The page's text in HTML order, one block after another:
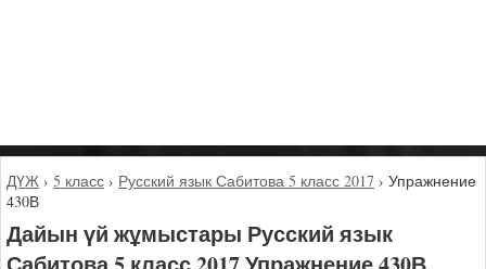
ДҮЖ › 5 класс › Русский язык Сабитова 5 класс 2017 › Упражнение
430В
Дайын үй жұмыстары Русский язык